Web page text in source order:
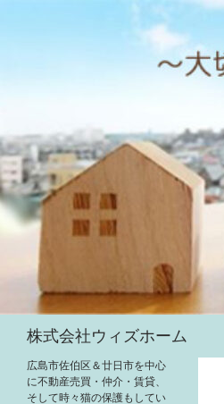
ス
キ
ッ
プ
株式会社ウィズホーム
広島市佐伯区＆廿日市を中心
に不動産売買・仲介・賃貸、
そして時々猫の保護もしてい